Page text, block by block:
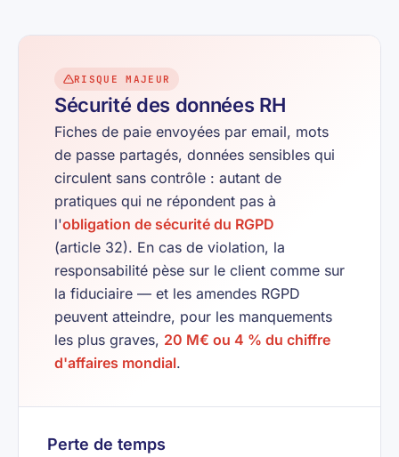
RISQUE MAJEUR
Sécurité des données RH
Fiches de paie envoyées par email, mots
de passe partagés, données sensibles qui
circulent sans contrôle : autant de
pratiques qui ne répondent pas à
l'obligation de sécurité du RGPD
(article 32). En cas de violation, la
responsabilité pèse sur le client comme sur
la fiduciaire — et les amendes RGPD
peuvent atteindre, pour les manquements
les plus graves, 20 M€ ou 4 % du chiffre
d'affaires mondial.
Perte de temps